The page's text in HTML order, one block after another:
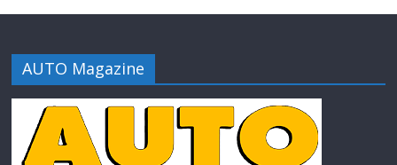
AUTO Magazine